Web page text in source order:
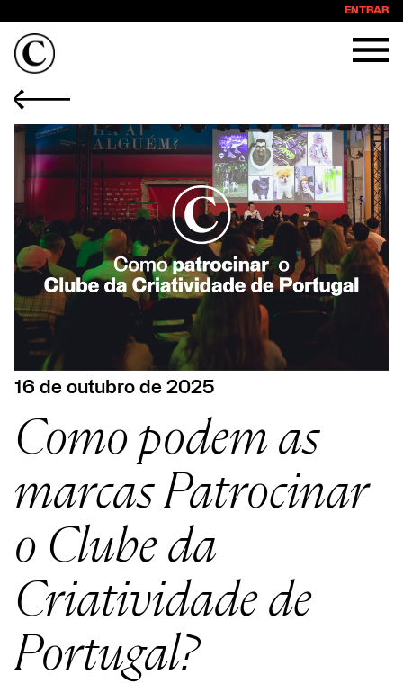
ENTRAR
16 de outubro de 2025
Como podem as
marcas Patrocinar
o Clube da
Criatividade de
Portugal?